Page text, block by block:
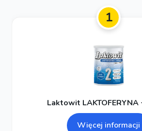
1
Laktowit LAKTOFERYNA
Więcej informacji